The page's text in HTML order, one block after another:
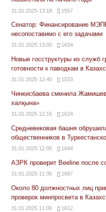
31.01.2025 13:18 1557
Сенатор: Финансирование
несопоставимо с его задачами
31.01.2025 13:00 1634
Новые госструктуры из служб
готовности к паводкам в
31.01.2025 12:40 1533
Чинкисбаева сменила
халқына»
31.01.2025 12:15 1624
Средневековая башня
общественников в
31.01.2025 12:05 1644
АЗРК проверит Beeline после
31.01.2025 11:35 1687
Около 80 должностных лиц
проверок минпросвета в
31.01.2025 11:00 1612